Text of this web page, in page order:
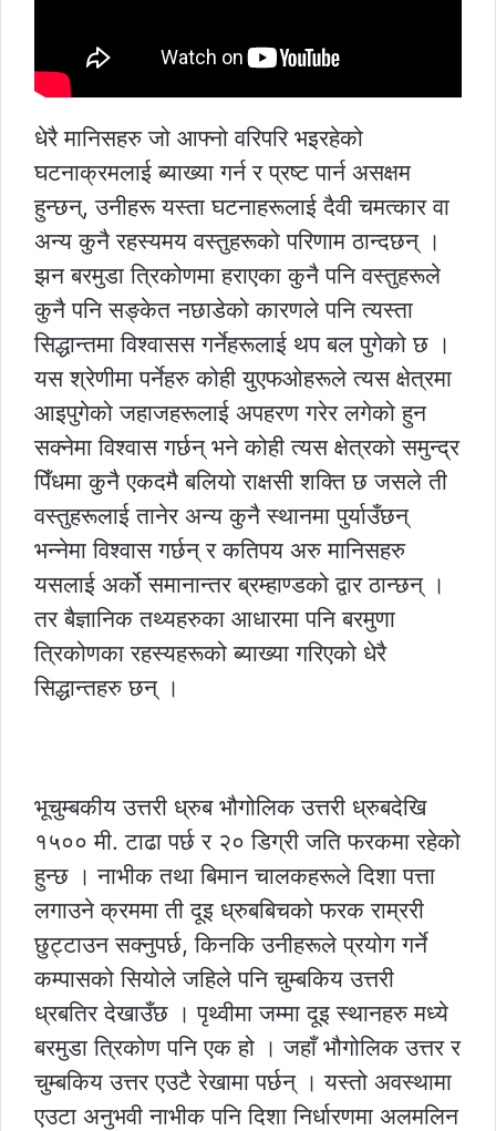
धेरै मानिसहरु जो आफ्नो वरिपरि भइरहेको
घटनाक्रमलाई ब्याख्या गर्न र प्रष्ट पार्न असक्षम
हुन्छन्, उनीहरू यस्ता घटनाहरूलाई दैवी चमत्कार वा
अन्य कुनै रहस्यमय वस्तुहरूको परिणाम ठान्दछन् ।
झन बरमुडा त्रिकोणमा हराएका कुनै पनि वस्तुहरूले
कुनै पनि सङ्केत नछाडेको कारणले पनि त्यस्ता
सिद्धान्तमा विश्वासस गर्नेहरूलाई थप बल पुगेको छ ।
यस श्रेणीमा पर्नेहरु कोही युएफओहरूले त्यस क्षेत्रमा
आइपुगेको जहाजहरूलाई अपहरण गरेर लगेको हुन
सक्नेमा विश्वास गर्छन् भने कोही त्यस क्षेत्रको समुन्द्र
पिँधमा कुनै एकदमै बलियो राक्षसी शक्ति छ जसले ती
वस्तुहरूलाई तानेर अन्य कुनै स्थानमा पुर्याउँछन्
भन्नेमा विश्वास गर्छन् र कतिपय अरु मानिसहरु
यसलाई अर्को समानान्तर ब्रम्हाण्डको द्वार ठान्छन् ।
तर बैज्ञानिक तथ्यहरुका आधारमा पनि बरमुणा
त्रिकोणका रहस्यहरूको ब्याख्या गरिएको धेरै
सिद्धान्तहरु छन् ।
भूचुम्बकीय उत्तरी ध्रुब भौगोलिक उत्तरी ध्रुबदेखि
१५०० मी. टाढा पर्छ र २० डिग्री जति फरकमा रहेको
हुन्छ । नाभीक तथा बिमान चालकहरूले दिशा पत्ता
लगाउने क्रममा ती दूइ ध्रुबबिचको फरक राम्ररी
छुट्टाउन सक्नुपर्छ, किनकि उनीहरूले प्रयोग गर्ने
कम्पासको सियोले जहिले पनि चुम्बकिय उत्तरी
ध्रबतिर देखाउँछ । पृथ्वीमा जम्मा दूइ स्थानहरु मध्ये
बरमुडा त्रिकोण पनि एक हो । जहाँ भौगोलिक उत्तर र
चुम्बकिय उत्तर एउटै रेखामा पर्छन् । यस्तो अवस्थामा
एउटा अनुभवी नाभीक पनि दिशा निर्धारणमा अलमलिन